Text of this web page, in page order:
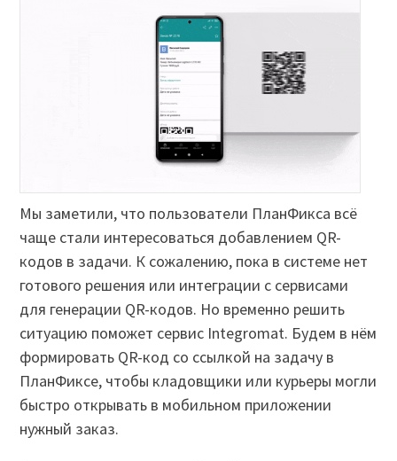
Мы заметили, что пользователи ПланФикса всё
чаще стали интересоваться добавлением QR-
кодов в задачи. К сожалению, пока в системе нет
готового решения или интеграции с сервисами
для генерации QR-кодов. Но временно решить
ситуацию поможет сервис Integromat. Будем в нём
формировать QR-код со ссылкой на задачу в
ПланФиксе, чтобы кладовщики или курьеры могли
быстро открывать в мобильном приложении
нужный заказ.